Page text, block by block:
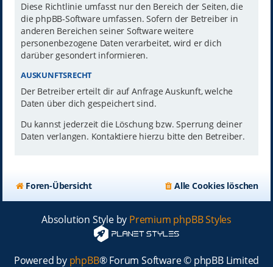
Diese Richtlinie umfasst nur den Bereich der Seiten, die
die phpBB-Software umfassen. Sofern der Betreiber in
anderen Bereichen seiner Software weitere
personenbezogene Daten verarbeitet, wird er dich
darüber gesondert informieren.
AUSKUNFTSRECHT
Der Betreiber erteilt dir auf Anfrage Auskunft, welche
Daten über dich gespeichert sind.
Du kannst jederzeit die Löschung bzw. Sperrung deiner
Daten verlangen. Kontaktiere hierzu bitte den Betreiber.
Foren-Übersicht Alle Cookies löschen
Absolution Style by Premium phpBB Styles
Powered by phpBB® Forum Software © phpBB Limited